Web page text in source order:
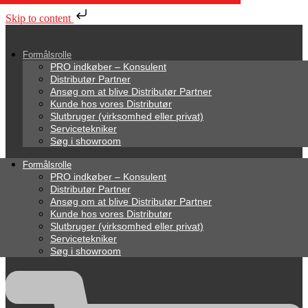
Skip to content
Formålsrolle
PRO indkøber – Konsulent
Distributør Partner
Ansøg om at blive Distributør Partner
Kunde hos vores Distributør
Slutbruger (virksomhed eller privat)
Servicetekniker
Søg i showroom
Formålsrolle
PRO indkøber – Konsulent
Distributør Partner
Ansøg om at blive Distributør Partner
Kunde hos vores Distributør
Slutbruger (virksomhed eller privat)
Servicetekniker
Søg i showroom